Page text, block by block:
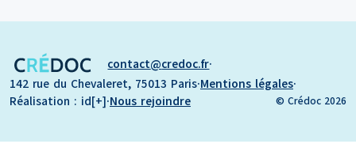
contact credoc.fr·
142 rue du Chevaleret, 75013 Paris·Mentions légales·
Réalisation : id[+]·Nous rejoindre © Crédoc 2026